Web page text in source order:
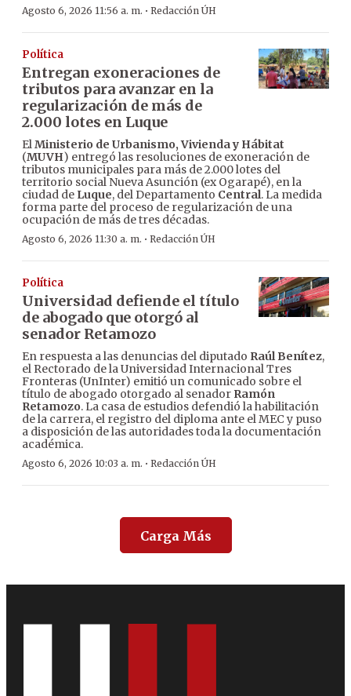
Agosto 6, 2026 11:56 a. m. · Redacción ÚH
Política
Entregan exoneraciones de
tributos para avanzar en la
regularización de más de
2.000 lotes en Luque
ElMinisterio de Urbanismo, Vivienda y Hábitat
(MUVH) entregó las resoluciones de exoneración de
tributos municipales para más de 2.000 lotes del
territorio social Nueva Asunción (ex Ogarapé), en la
ciudad de Luque, del Departamento Central. La medida
forma parte del proceso de regularización de una
ocupación de más de tres décadas.
Agosto 6, 2026 11:30 a. m. · Redacción ÚH
Política
Universidad defiende el título
de abogado que otorgó al
senador Retamozo
En respuesta a las denuncias del diputado Raúl Benítez,
el Rectorado de la Universidad Internacional Tres
Fronteras (UnInter) emitió un comunicado sobre el
título de abogado otorgado al senador Ramón
Retamozo. La casa de estudios defendió la habilitación
de la carrera, el registro del diploma ante el MEC y puso
a disposición de las autoridades toda la documentación
académica.
Agosto 6, 2026 10:03 a. m. · Redacción ÚH
Carga Más